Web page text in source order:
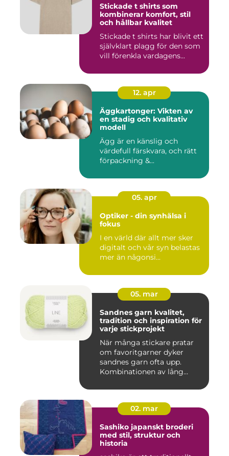
Stickade t shirts som
kombinerar komfort, stil
och hållbar kvalitet
Stickade t shirts har blivit ett
självklart plagg för den som
vill förenkla vardagens...
12. apr
Äggkartonger: Vikten av
en stadig och kvalitativ
modell
Ägg är en känslig och
värdefull färskvara, och rätt
förpackning &...
05. apr
Optiker - din synhälsa i
fokus
I en värld där allt mer sker
digitalt och vår syn belastas
mer än någonsi...
05. mar
Sandnes garn kvalitet,
tradition och inspiration för
varje stickprojekt
När många stickare pratar
om favoritgarner dyker
sandnes garn ofta upp.
Kombinationen av lång
02. mar
Sashiko japanskt broderi
med stil, struktur och
historia